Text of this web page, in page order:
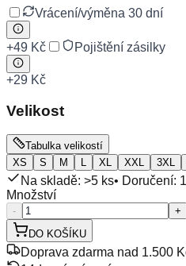
Vrácení/výměna 30 dní
+49 Kč Pojištění zásilky
+29 Kč
Velikost
Tabulka velikostí
XS
S M L XL XXL 3XL
Na skladě: >5 ks• Doručení:
Množství
-
+
DO KOŠÍKU
Doprava zdarma nad 1.500